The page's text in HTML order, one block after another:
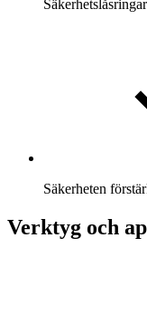
Säkerheten
Verktyg och